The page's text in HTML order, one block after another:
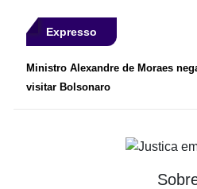
Expresso
Ministro Alexandre de Moraes
visitar Bolsonaro